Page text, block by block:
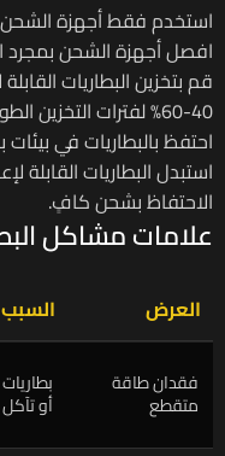
استخدم فقط أجهزة
افصل أجهزة الشحن بمجرد
قم بتخزين البطاريات
40-60% لفترات التخزين الطويلة.
احتفظ بالبطاريات في بيئات
استبدل البطاريات القابلة
الاحتفاظ بشحن كافٍ.
علامات مشاكل
العرض
فقدان طاقة
متقطع أو